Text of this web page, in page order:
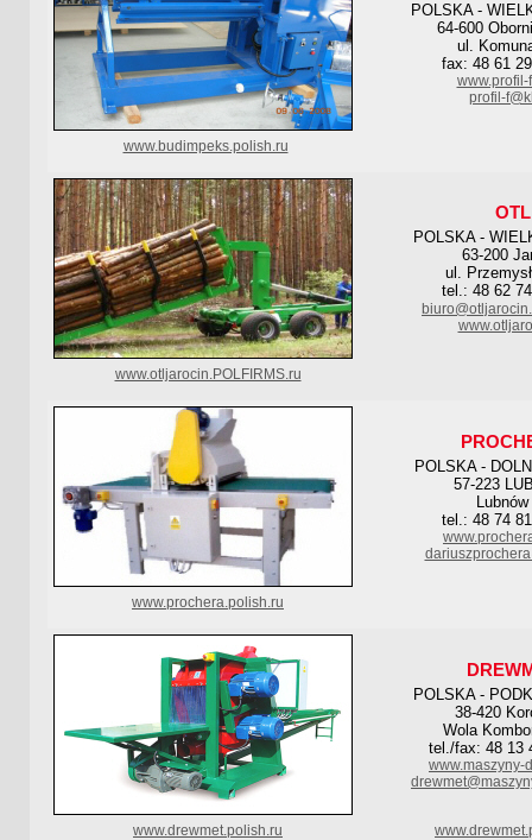
POLSKA -
64-600
ul.
fax: 48 61
www.profil-
profil-
www.budimpeks.polish.ru
OTL
POLSKA -
63-200
ul.
tel.: 48 62
www.otljarocin.POLFIRMS.ru
POLSKA -
57-223
tel.: 48 74
www.prochera.polish.ru
POLSKA -
38-420
Wola
tel./fax: 48 13
www.maszyny-
www.drewmet.polish.ru